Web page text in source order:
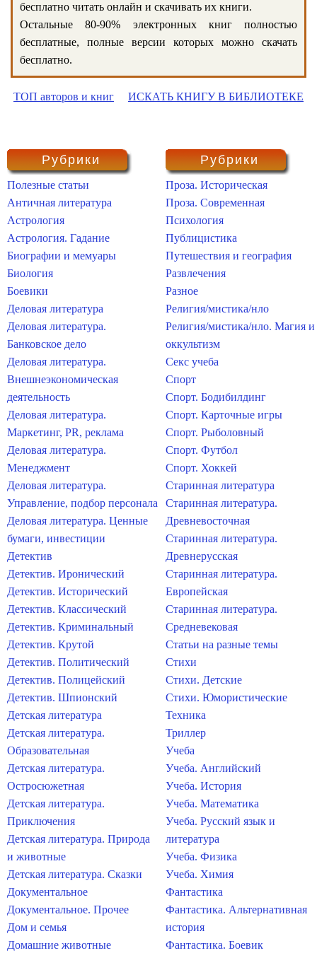
бесплатно читать онлайн и скачивать их книги.
Остальные 80-90% электронных книг полностью
бесплатные, полные версии которых можно скачать
бесплатно.
ТОП авторов и книг ИСКАТЬ КНИГУ В БИБЛИОТЕКЕ
Рубрики
Полезные статьи
Античная литература
Астрология
Астрология. Гадание
Биографии и мемуары
Биология
Боевики
Деловая литература
Деловая литература.
Банковское дело
Деловая литература.
Внешнеэкономическая
деятельность
Деловая литература.
Маркетинг, PR, реклама
Деловая литература.
Менеджмент
Деловая литература.
Управление, подбор персонала
Деловая литература. Ценные
бумаги, инвестиции
Детектив
Детектив. Иронический
Детектив. Исторический
Детектив. Классический
Детектив. Криминальный
Детектив. Крутой
Детектив. Политический
Детектив. Полицейский
Детектив. Шпионский
Детская литература
Детская литература.
Образовательная
Детская литература.
Остросюжетная
Детская литература.
Приключения
Детская литература. Природа
и животные
Детская литература. Сказки
Документальное
Документальное. Прочее
Дом и семья
Домашние животные
Рубрики
Проза. Историческая
Проза. Современная
Психология
Публицистика
Путешествия и география
Развлечения
Разное
Религия/мистика/нло
Религия/мистика/нло. Магия и
оккультизм
Секс учеба
Спорт
Спорт. Бодибилдинг
Спорт. Карточные игры
Спорт. Рыболовный
Спорт. Футбол
Спорт. Хоккей
Старинная литература
Старинная литература.
Древневосточная
Старинная литература.
Древнерусская
Старинная литература.
Европейская
Старинная литература.
Средневековая
Статьи на разные темы
Стихи
Стихи. Детские
Стихи. Юмористические
Техника
Триллер
Учеба
Учеба. Английский
Учеба. История
Учеба. Математика
Учеба. Русский язык и
литература
Учеба. Физика
Учеба. Химия
Фантастика
Фантастика. Альтернативная
история
Фантастика. Боевик